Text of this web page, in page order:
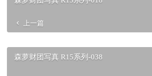
上一篇
森萝财团写真 R15系列-038